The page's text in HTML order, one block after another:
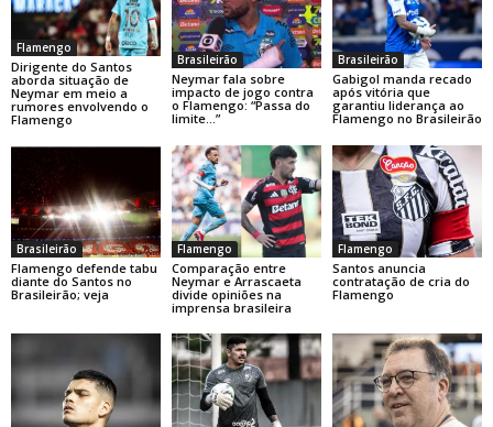
Flamengo
Dirigente do Santos
aborda situação de
Neymar em meio a
rumores envolvendo o
Flamengo
Brasileirão
Neymar fala sobre
impacto de jogo contra
o Flamengo: “Passa do
limite…”
Brasileirão
Gabigol manda recado
após vitória que
garantiu liderança ao
Flamengo no Brasileirão
Brasileirão
Flamengo defende tabu
diante do Santos no
Brasileirão; veja
Flamengo
Comparação entre
Neymar e Arrascaeta
divide opiniões na
imprensa brasileira
Flamengo
Santos anuncia
contratação de cria do
Flamengo